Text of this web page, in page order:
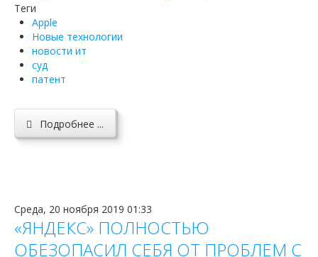
Теги
Apple
Новые технологии
новости ит
суд
патент
Подробнее ...
Среда, 20 ноября 2019 01:33
«ЯНДЕКС» ПОЛНОСТЬЮ
ОБЕЗОПАСИЛ СЕБЯ ОТ ПРОБЛЕМ С